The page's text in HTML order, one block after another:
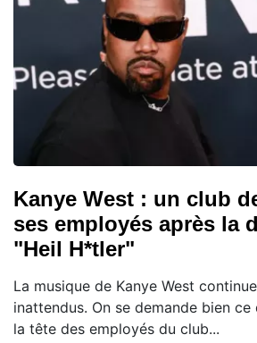
Kanye West : un club
ses employés après la
"Heil H*tler"
La musique de Kanye West
inattendus. On se demande bien
la tête des employés du club...